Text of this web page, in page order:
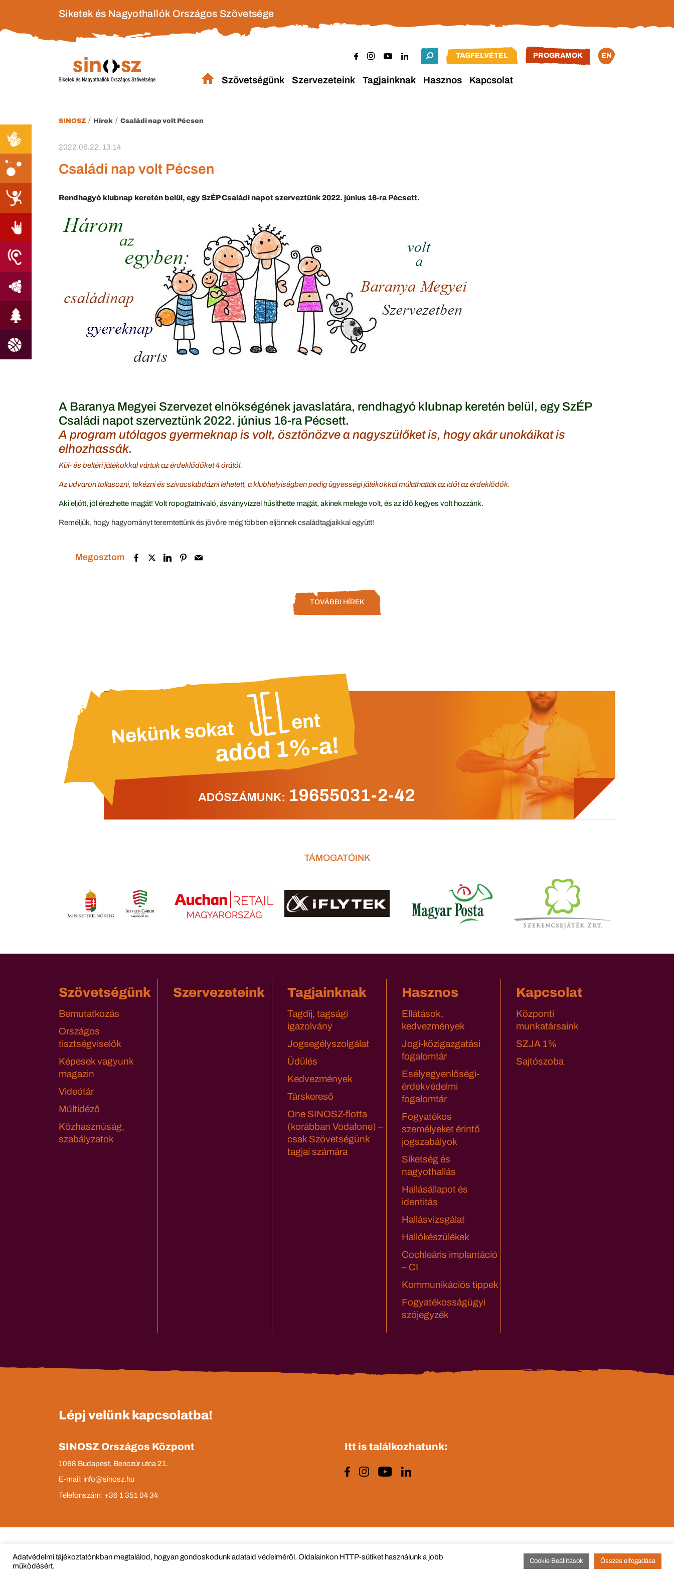
Siketek és Nagyothallók Országos Szövetsége
TAGFELVÉTEL PROGRAMOK EN
Szövetségünk Szervezeteink Tagjainknak Hasznos Kapcsolat
SINOSZ / Hírek / Családi nap volt Pécsen
2022.06.22. 13:14
Családi nap volt Pécsen
Rendhagyó klubnap keretén belül, egy SzÉP Családi napot szerveztünk 2022. június 16-ra Pécsett.
A Baranya Megyei Szervezet elnökségének javaslatára, rendhagyó klubnap keretén belül, egy SzÉP
Családi napot szerveztünk 2022. június 16-ra Pécsett.
A program utólagos gyermeknap is volt, ösztönözve a nagyszülőket is, hogy akár unokáikat is
elhozhassák.
Kül- és beltéri játékokkal vártuk az érdeklődőket 4 órától.
Az udvaron tollasozni, tekézni és szivacslabdázni lehetett, a klubhelyiségben pedig ügyességi játékokkal múlathatták az időt az érdeklődők.
Aki eljött, jól érezhette magát! Volt ropogtatnivaló, ásványvízzel hűsíthette magát, akinek melege volt, és az idő kegyes volt hozzánk.
Reméljük, hogy hagyományt teremtettünk és jövőre még többen eljönnek családtagjaikkal együtt!
Megosztom
TOVÁBBI HÍREK
TÁMOGATÓINK
Szövetségünk
Bemutatkozás
Országos
tisztségviselők
Képesek vagyunk
magazin
Videótár
Múltidéző
Közhasznúság,
szabályzatok
Szervezeteink Tagjainknak
Tagdíj, tagsági
igazolvány
Jogsegélyszolgálat
Üdülés
Kedvezmények
Társkereső
One SINOSZ-flotta
(korábban Vodafone) –
csak Szövetségünk
tagjai számára
Hasznos
Ellátások,
kedvezmények
Jogi-közigazgatási
fogalomtár
Esélyegyenlőségi-
érdekvédelmi
fogalomtár
Fogyatékos
személyeket érintő
jogszabályok
Siketség és
nagyothallás
Hallásállapot és
identitás
Hallásvizsgálat
Hallókészülékek
Cochleáris implantáció
– CI
Kommunikációs tippek
Fogyatékosságügyi
szójegyzék
Kapcsolat
Központi
munkatársaink
SZJA 1%
Sajtószoba
Lépj velünk kapcsolatba!
SINOSZ Országos Központ
1068 Budapest, Benczúr utca 21.
E-mail: info@sinosz.hu
Telefonszám: +36 1 351 04 34
Itt is találkozhatunk:
© Copyright 2015 - 2022 All Rights Reserved Impresszum Adatvédelmi tájékoztató
Adatvédelmi tájékoztatónkban megtalálod, hogyan gondoskodunk adataid védelméről. Oldalainkon HTTP-sütiket használunk a jobb
működésért.
Cookie Beállítások Összes elfogadása